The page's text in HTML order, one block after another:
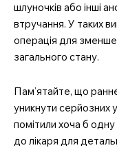
шлуночків або інші
втручання. У таких
операція для
загального стану.
Пам’ятайте, що
уникнути серйозних
помітили хоча б
до лікаря для